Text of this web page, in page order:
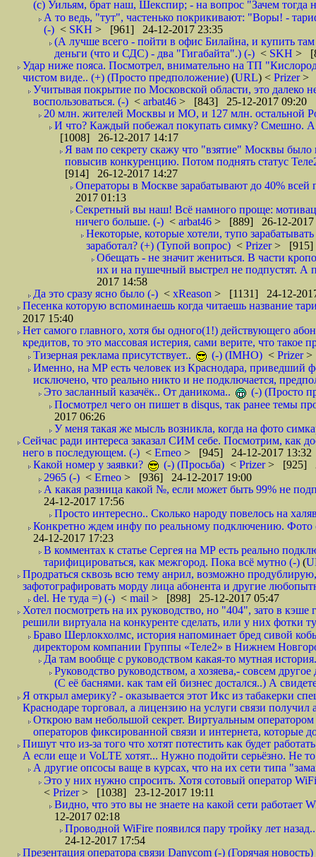
(с) Уильям, брат наш, Шекспир; - на вопрос "Зачем тогда
А то ведь, "тут", частенько покрикивают: "Воры! -
(-) < SKH > [961] 24-12-2017 23:35
(А лучше всего - пойти в офис Билайна, и купить
деньги (что и СДС) - два "Гигабайта".) (-) < SKH >
Удар ниже пояса. Посмотрел, внимательно на ТП
чистом виде.. (+) (Просто предположение) (URL) < Prizer>
Учитывая покрытие по Московской области, это далеко
воспользоваться. (-) < arbat46 > [843] 25-12-2017 09:20
20 млн. жителей Москвы и МО, и 127 млн. остальной
И что? Каждый побежал покупать симку? Смешно. А
[1008] 26-12-2017 14:17
Я вам по секрету скажу что "взятие" Москвы
повысив конкуренцию. Потом поднять статус
[914] 26-12-2017 14:27
Операторы в Москве зарабатывают до 40% всей
2017 01:13
Секретный вы наш! Всё намного проще:
ничего больше. (-) < arbat46 > [889] 26-12-2017
Некоторые, которые хотели, тупо
заработал? (+) (Тупой вопрос) < Prizer> [915]
Обещать - не значит жениться. В части
их и на пушечный выстрел не подпустят. А
2017 14:58
Да это сразу ясно было (-) < xReason > [1131] 24-12-
Песенка которую вспоминаешь когда читаешь название
2017 15:40
Нет самого главного, хотя бы одного(1!) действующего
кредитов, то это массовая истерия, сами верите, что такое
Тизерная реклама присутствует..
(-) (IMHO) < Prizer>
Именно, на МР есть человек из Краснодара, приведший
исключено, что реально никто и не подключается,
Это засланный казачёк.. От даникома..
(-) (Просто
Посмотрел чего он пишет в disqus, так ранее темы
2017 06:26
У меня такая же мысль возникла, когда на фото
Сейчас ради интереса заказал СИМ себе. Посмотрим, как
него в последующем. (-) < Erneo > [945] 24-12-2017 13:32
Какой номер у заявки?
(-) (Просьба) < Prizer> [925]
2965 (-) < Erneo > [936] 24-12-2017 19:00
А какая разница какой №, если может быть 99% не
24-12-2017 17:56
Просто интересно.. Сколько народу повелось на
Конкретно ждем инфу по реальному подключению. Фото
24-12-2017 17:23
В комментах к статье Сергея на МР есть реально
тарифицироваться, как межгород. Пока всё мутно (-) (
Продраться сквозь всю тему анрил, возможно
зафотографировать морду лица абонента и другие
del. Не туда =) (-) < mail > [898] 25-12-2017 05:47
Хотел посмотреть на их руководство, но "404", зато в
решили виртуала на конкуренте сделать, или у них фотки
Браво Шерлокхолмс, история напоминает бред сивой
директором компании Группы «Теле2» в Нижнем
Да там вообще с руководством какая-то мутная
Руководство руководством, а хозяева,- совсем
(С её баснями. как там ей бизнес достался..) А
Я открыл америку? - оказывается этот Икс из табакерки
Краснодаре торговал, а лицензию на услуги связи получил
Открою вам небольшой секрет. Виртуальным оператором
операторов фиксированной связи и интернета, которые
Пишут что из-за того что хотят потестить как будет
А если еще и VoLTE хотят... Нужно подойти серьёзно. Не
А другие опсосы ваще в курсах, что на их сети типа
Это у них нужно спросить. Хотя сотовый оператор
< Prizer> [1038] 23-12-2017 19:11
Видно, что это вы не знаете на какой сети
12-2017 02:18
Проводной WiFire появился пару тройку лет
24-12-2017 17:54
Презентация оператора связи Danycom (-) (Горячая новость)